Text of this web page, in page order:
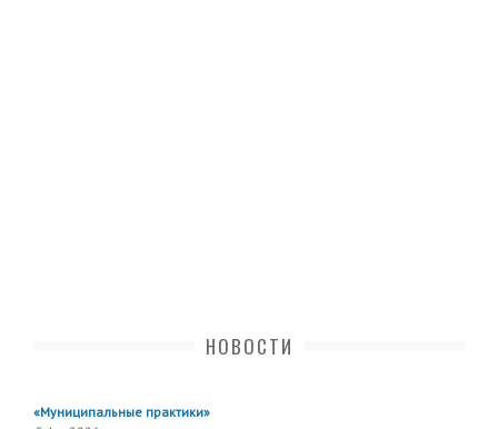
НОВОСТИ
«Муниципальные практики»